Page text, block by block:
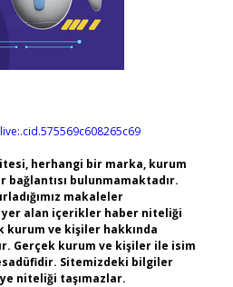
herhangi bir marka, kurum
bağlantısı bulunmamaktadır.
makaleler
yer alan içerikler haber niteliği
kurum ve kişiler hakkında
Gerçek kurum ve kişiler ile isim
Sitemizdeki bilgiler
niteliği taşımazlar.